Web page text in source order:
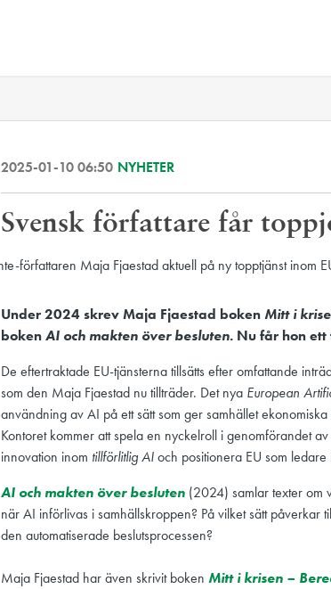
2025-01-10 06:50 NYHETER
Svensk författare får
Under 2024 skrev Maja Fjaestad bokenMitt i
bokenAI och makten över besluten. Nu får hon
De eftertraktade EU-tjänsterna tillsätts efter omfattande
som den Maja Fjaestad nu tillträder. Det nya European
användning av AI på ett sätt som ger samhället
Kontoret kommer att spela en nyckelroll i genomförandet
innovation inom tillförlitlig AIoch positionera EU som
AI och makten över besluten (2024) samlar texter om
när AI införlivas i samhällskroppen? På vilket sätt
den automatiserade beslutsprocessen?
Maja Fjaestad har även skrivit boken Mitt i krisen –